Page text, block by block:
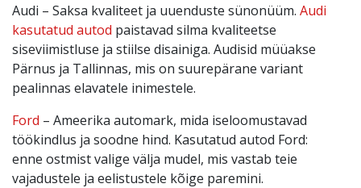
Audi – Saksa kvaliteet ja uuenduste sünonüüm. Audi
kasutatud autod paistavad silma kvaliteetse
siseviimistluse ja stiilse disainiga. Audisid müüakse
Pärnus ja Tallinnas, mis on suurepärane variant
pealinnas elavatele inimestele.
Ford – Ameerika automark, mida iseloomustavad
töökindlus ja soodne hind. Kasutatud autod Ford:
enne ostmist valige välja mudel, mis vastab teie
vajadustele ja eelistustele kõige paremini.